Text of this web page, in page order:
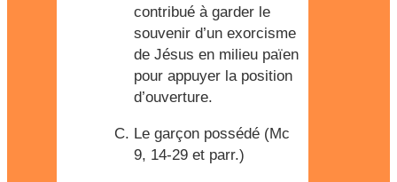
contribué à garder le
souvenir d’un exorcisme
de Jésus en milieu païen
pour appuyer la position
d’ouverture.
Le garçon possédé (Mc
9, 14-29 et parr.)